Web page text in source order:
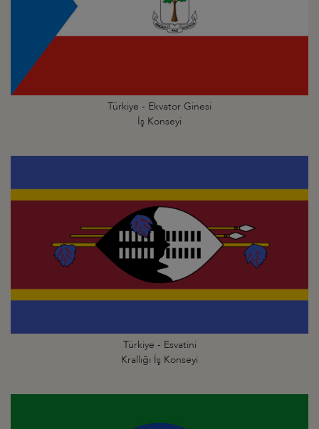
Türkiye - Ekvator Ginesi
İş Konseyi
Türkiye - Esvatini
Krallığı İş Konseyi